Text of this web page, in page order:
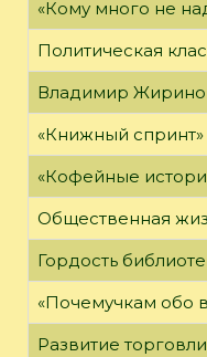
«Кому много не
Политическая
Владимир
«Книжный спринт»
«Кофейные
Общественная
Гордость
«Почемучкам обо
Развитие